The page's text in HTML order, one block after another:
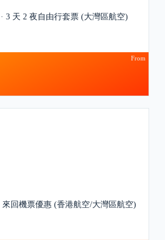
3 天 2 夜自由行套票 (大灣區航空)
From
來回機票優惠 (香港航空/大灣區航空)